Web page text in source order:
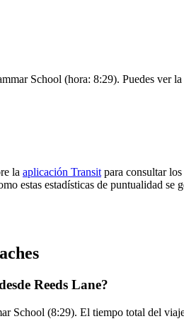
School (hora: 8:29). Puedes ver
la aplicación Transit para consultar
estas estadísticas de puntualidad
Reeds Lane?
School (8:29). El tiempo total del